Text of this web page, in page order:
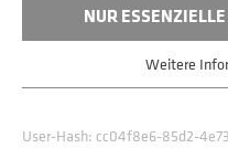
NUR
Essenzielle Cookies werden
Webseite benötigt. Dadurch
Weitere
User-Hash: cc04f8e6-85d2-